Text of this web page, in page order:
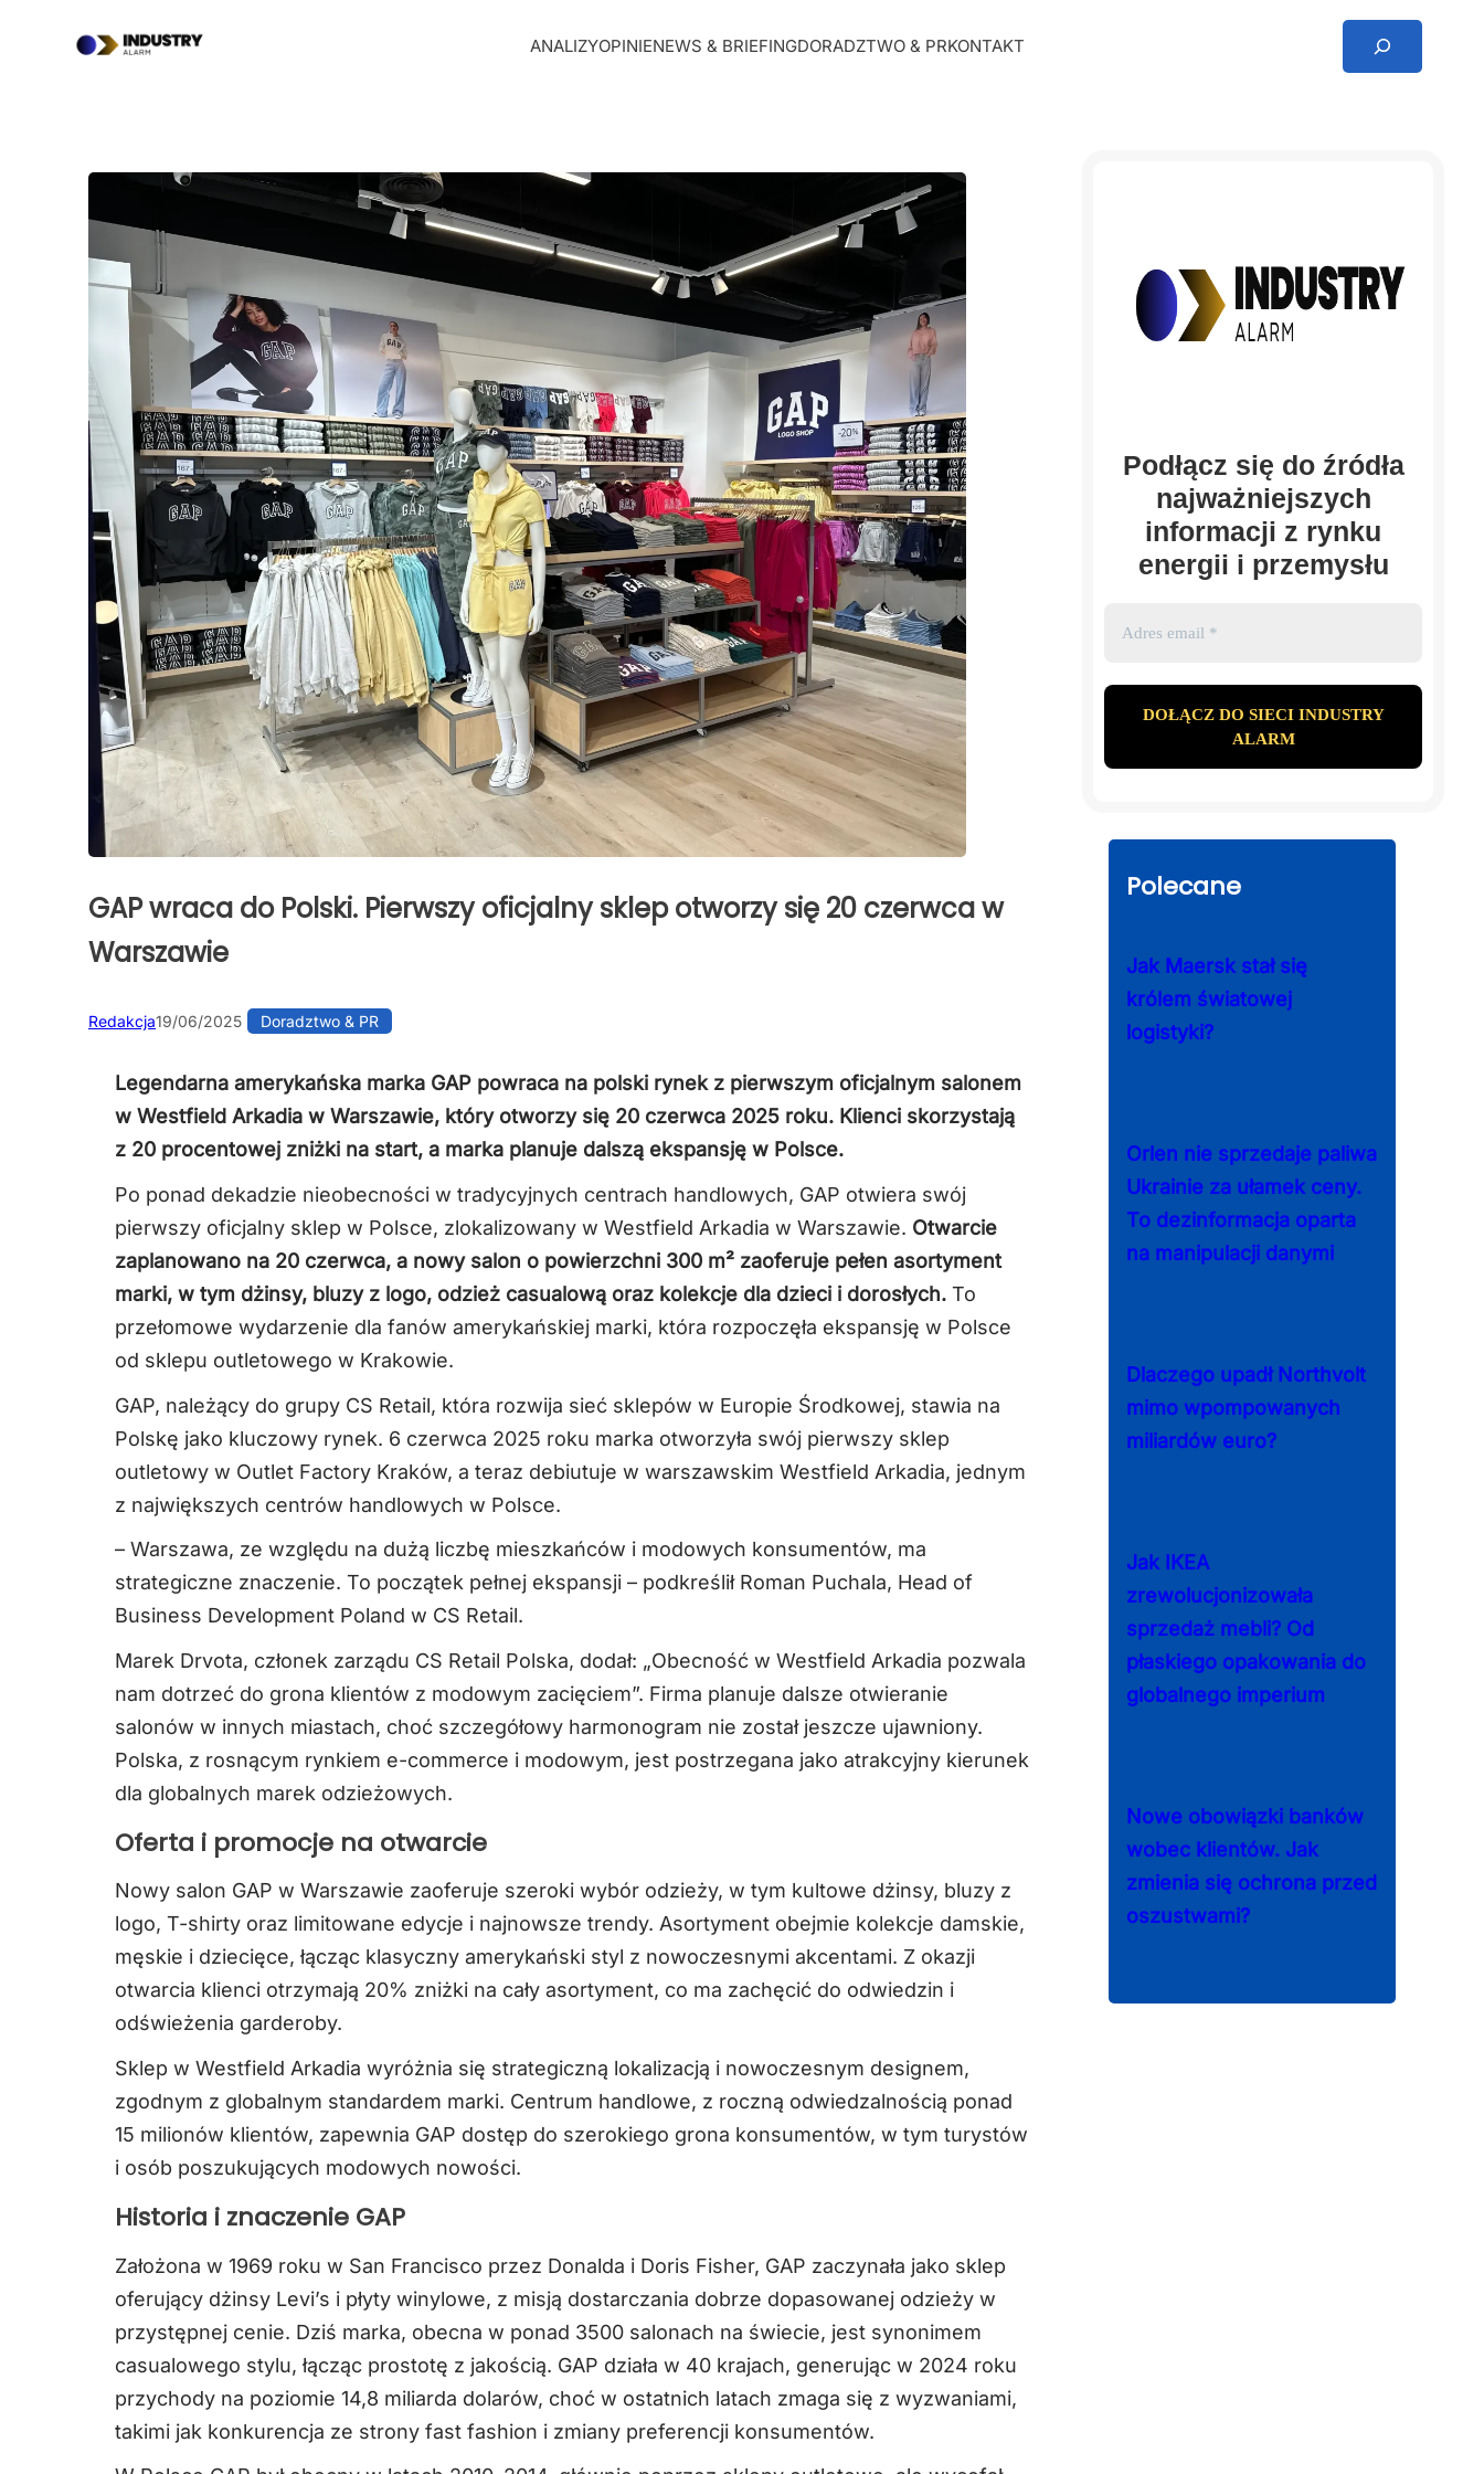
ANALIZYOPINIENEWS & BRIEFINGDORADZTWO & PRKONTAKT
GAP wraca do Polski. Pierwszy oficjalny sklep otworzy się 20 czerwca w
Warszawie
Redakcja19/06/2025 Doradztwo & PR
Legendarna amerykańska marka GAP powraca na polski rynek z pierwszym oficjalnym salonem
w Westfield Arkadia w Warszawie, który otworzy się 20 czerwca 2025 roku. Klienci skorzystają
z 20 procentowej zniżki na start, a marka planuje dalszą ekspansję w Polsce.
Po ponad dekadzie nieobecności w tradycyjnych centrach handlowych, GAP otwiera swój
pierwszy oficjalny sklep w Polsce, zlokalizowany w Westfield Arkadia w Warszawie. Otwarcie
zaplanowano na 20 czerwca, a nowy salon o powierzchni 300 m² zaoferuje pełen asortyment
marki, w tym dżinsy, bluzy z logo, odzież casualową oraz kolekcje dla dzieci i dorosłych. To
przełomowe wydarzenie dla fanów amerykańskiej marki, która rozpoczęła ekspansję w Polsce
od sklepu outletowego w Krakowie.
GAP, należący do grupy CS Retail, która rozwija sieć sklepów w Europie Środkowej, stawia na
Polskę jako kluczowy rynek. 6 czerwca 2025 roku marka otworzyła swój pierwszy sklep
outletowy w Outlet Factory Kraków, a teraz debiutuje w warszawskim Westfield Arkadia, jednym
z największych centrów handlowych w Polsce.
– Warszawa, ze względu na dużą liczbę mieszkańców i modowych konsumentów, ma
strategiczne znaczenie. To początek pełnej ekspansji – podkreślił Roman Puchala, Head of
Business Development Poland w CS Retail.
Marek Drvota, członek zarządu CS Retail Polska, dodał: „Obecność w Westfield Arkadia pozwala
nam dotrzeć do grona klientów z modowym zacięciem”. Firma planuje dalsze otwieranie
salonów w innych miastach, choć szczegółowy harmonogram nie został jeszcze ujawniony.
Polska, z rosnącym rynkiem e-commerce i modowym, jest postrzegana jako atrakcyjny kierunek
dla globalnych marek odzieżowych.
Oferta i promocje na otwarcie
Nowy salon GAP w Warszawie zaoferuje szeroki wybór odzieży, w tym kultowe dżinsy, bluzy z
logo, T-shirty oraz limitowane edycje i najnowsze trendy. Asortyment obejmie kolekcje damskie,
męskie i dziecięce, łącząc klasyczny amerykański styl z nowoczesnymi akcentami. Z okazji
otwarcia klienci otrzymają 20% zniżki na cały asortyment, co ma zachęcić do odwiedzin i
odświeżenia garderoby.
Sklep w Westfield Arkadia wyróżnia się strategiczną lokalizacją i nowoczesnym designem,
zgodnym z globalnym standardem marki. Centrum handlowe, z roczną odwiedzalnością ponad
15 milionów klientów, zapewnia GAP dostęp do szerokiego grona konsumentów, w tym turystów
i osób poszukujących modowych nowości.
Historia i znaczenie GAP
Założona w 1969 roku w San Francisco przez Donalda i Doris Fisher, GAP zaczynała jako sklep
oferujący dżinsy Levi’s i płyty winylowe, z misją dostarczania dobrze dopasowanej odzieży w
przystępnej cenie. Dziś marka, obecna w ponad 3500 salonach na świecie, jest synonimem
casualowego stylu, łącząc prostotę z jakością. GAP działa w 40 krajach, generując w 2024 roku
przychody na poziomie 14,8 miliarda dolarów, choć w ostatnich latach zmaga się z wyzwaniami,
takimi jak konkurencja ze strony fast fashion i zmiany preferencji konsumentów.
Podłącz się do źródła
najważniejszych
informacji z rynku
energii i przemysłu
Polecane
Jak Maersk stał się
królem światowej
logistyki?
Orlen nie sprzedaje paliwa
Ukrainie za ułamek ceny.
To dezinformacja oparta
na manipulacji danymi
Dlaczego upadł Northvolt
mimo wpompowanych
miliardów euro?
Jak IKEA
zrewolucjonizowała
sprzedaż mebli? Od
płaskiego opakowania do
globalnego imperium
Nowe obowiązki banków
wobec klientów. Jak
zmienia się ochrona przed
oszustwami?